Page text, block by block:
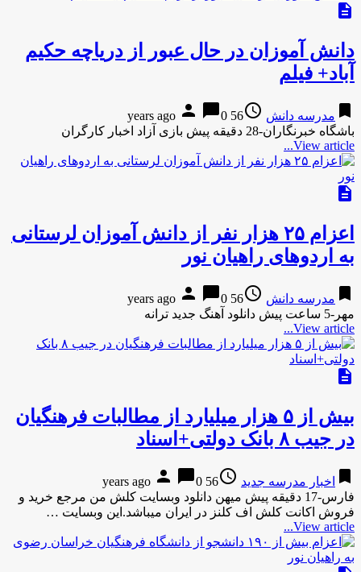
description
دانش آموزان در حال عبور از دریاچه حکیم
آباد+ فیلم
bookmark مدرسه دانش access_time
56 years ago
person chat_bubble0
باشگاه خبرنگاران-28 دقیقه پیش بازی آزاد اخبار کارگران
View article...
description
اعزام ۲۵ هزار نفر از دانش آموزان لرستانی
به اردوهای راهیان نور
bookmark مدرسه دانش access_time
56 years ago
person chat_bubble0
مهر-5 ساعت پیش دانلود آهنگ جدید ترانه
View article...
description
بیش از ۵ هزار میلیارد از مطالبات فرهنگیان
در جیب ۸ بانک دولتی+اسناد
bookmark اخبار مدرسه جدید access_time
56 years ago
person chat_bubble0
فارس-17 دقیقه پیش میهن دانلود وبسایت کلش من مرجع خرید و
فروش اکانت کلش اف کلنز در ایران میباشد.این وبسایت …
View article...